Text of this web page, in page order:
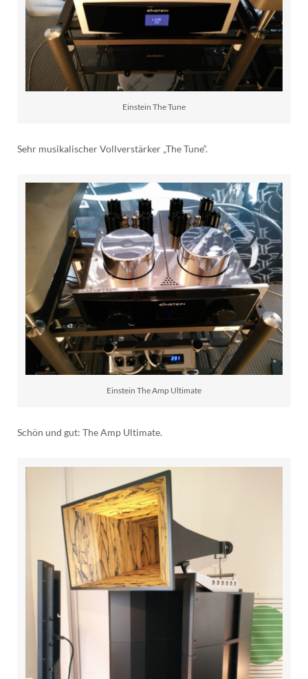
Einstein The Tune
Sehr musikalischer Vollverstärker „The Tune“.
Einstein The Amp Ultimate
Schön und gut: The Amp Ultimate.